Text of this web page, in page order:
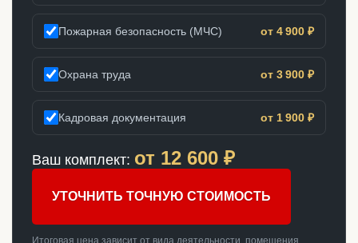
Пожарная безопасность (МЧС) от 4 900 ₽
Охрана труда от 3 900 ₽
Кадровая документация от 1 900 ₽
Ваш комплект: от 12 600 ₽
УТОЧНИТЬ ТОЧНУЮ СТОИМОСТЬ
Итоговая цена зависит от вида деятельности, помещения